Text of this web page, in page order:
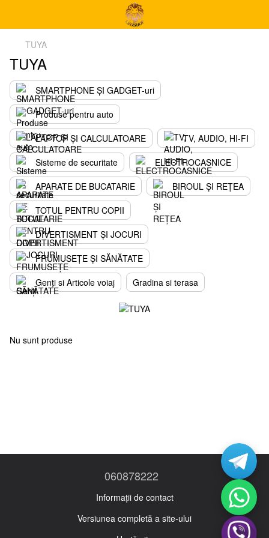
TUYA
TUYA
SMARTPHONE ȘI GADGET-uri
Produse pentru auto
LAPTOP ȘI CALCULATOARE
TV, AUDIO, HI-FI
Sisteme de securitate
ELECTROCASNICE
APARATE DE BUCATARIE
BIROUL ȘI REȚEA
TOTUL PENTRU COPII
DIVERTISMENT ȘI JOCURI
FRUMUSEȚE ȘI SĂNĂTATE
Genți si Articole voiaj
Gradina si terasa
Nu sunt produse
060878222
Informații de contact
Versiunea completă a site-ului